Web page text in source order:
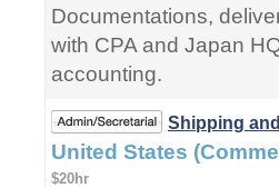
Documentations,
with CPA and Japan
accounting.
Shipping
United States
$20hr